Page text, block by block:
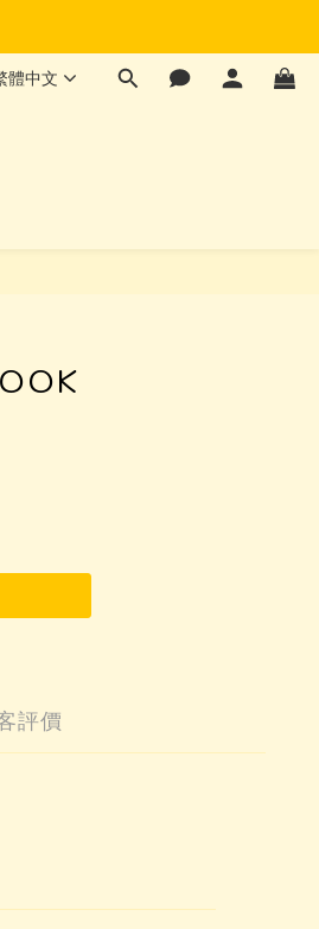
體中文
評價